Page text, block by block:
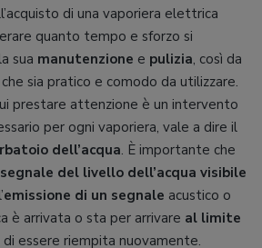
di una vaporiera elettrica
quanto tempo e sforzo si
sua manutenzione e pulizia, così da
sia pratico e comodo da utilizzare.
prestare attenzione è un intervento
per ogni vaporiera, vale a dire il
dell’acqua. È importante che
segnale del livello dell’acqua visibile
emissione di un segnale acustico o
è arrivata o sta per arrivare al limite
di essere riempita nuovamente.